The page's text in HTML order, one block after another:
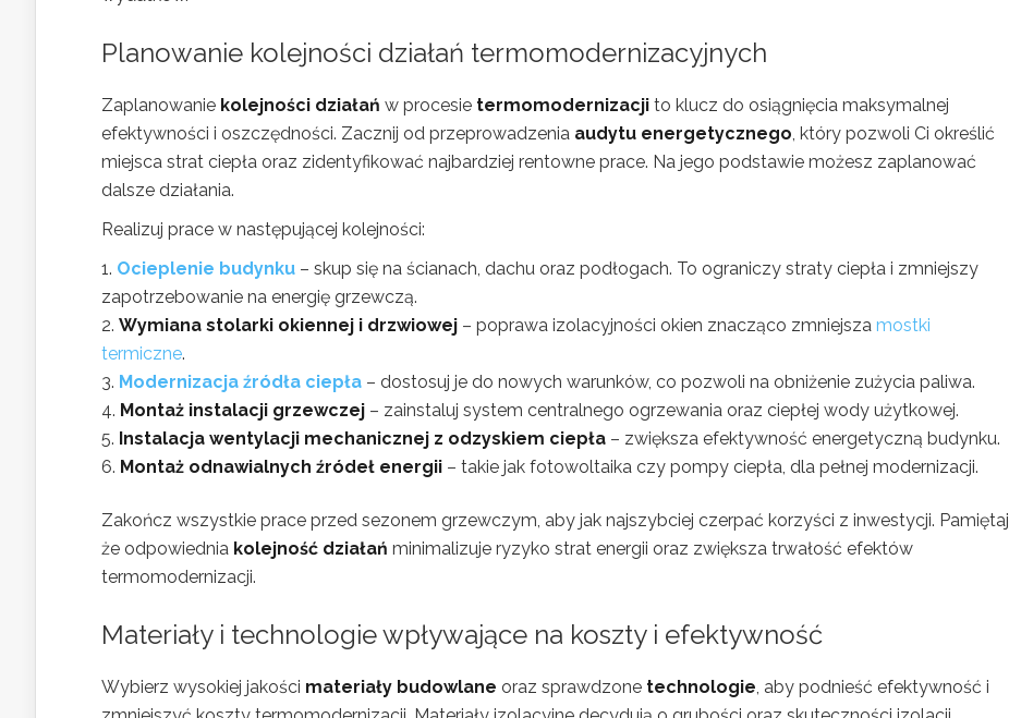
Planowanie kolejności działań termomodernizacyjnych
Zaplanowanie kolejności działań w procesie termomodernizacji to klucz do osiągnięcia maksymalnej
efektywności i oszczędności. Zacznij od przeprowadzenia audytu energetycznego , który pozwoli Ci określić
miejsca strat ciepła oraz zidentyfikować najbardziej rentowne prace. Na jego podstawie możesz zaplanować
dalsze działania.
Realizuj prace w następującej kolejności:
Ocieplenie budynku – skup się na ścianach, dachu oraz podłogach. To ograniczy straty ciepła i zmniejszy
zapotrzebowanie na energię grzewczą.
Wymiana stolarki okiennej i drzwiowej – poprawa izolacyjności okien znacząco zmniejsza mostki
termiczne.
Modernizacja źródła ciepła – dostosuj je do nowych warunków, co pozwoli na obniżenie zużycia paliwa.
Montaż instalacji grzewczej – zainstaluj system centralnego ogrzewania oraz ciepłej wody użytkowej.
Instalacja wentylacji mechanicznej z odzyskiem ciepła – zwiększa efektywność energetyczną budynku.
Montaż odnawialnych źródeł energii – takie jak fotowoltaika czy pompy ciepła, dla pełnej modernizacji.
Zakończ wszystkie prace przed sezonem grzewczym, aby jak najszybciej czerpać korzyści z inwestycji. Pamiętaj,
że odpowiednia kolejność działań minimalizuje ryzyko strat energii oraz zwiększa trwałość efektów
termomodernizacji.
Materiały i technologie wpływające na koszty i efektywność
Wybierz wysokiej jakości materiały budowlane oraz sprawdzone technologie , aby podnieść efektywność i